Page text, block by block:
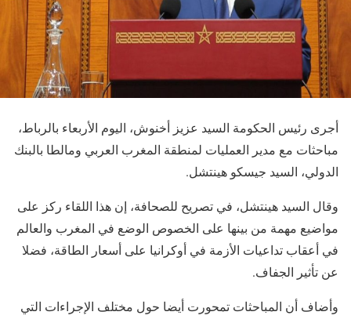
أجرى رئيس الحكومة السيد عزيز أخنوش، اليوم الأربعاء بالرباط،
مباحثات مع مدير العمليات لمنطقة المغرب العربي ومالطا بالبنك
الدولي، السيد جيسكو هينتشل.
وقال السيد هينتشل، في تصريح للصحافة، إن هذا اللقاء ركز على
مواضيع مهمة من بينها على الخصوص الوضع في المغرب والعالم
في أعقاب تداعيات الأزمة في أوكرانيا على أسعار الطاقة، فضلا
عن تأثير الجفاف.
وأضاف أن المباحثات تمحورت أيضا حول مختلف الإجراءات التي